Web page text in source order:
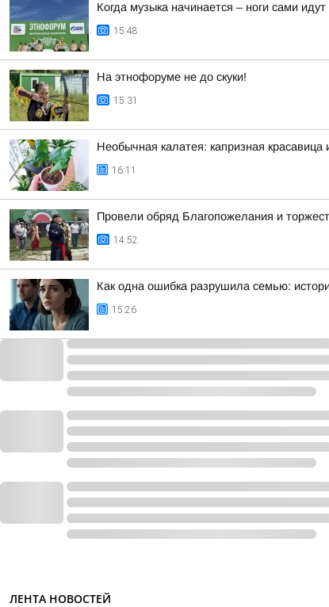
Когда музыка начинается – ноги сами
15:48
На этнофоруме не до скуки!
15:31
Необычная калатея: капризная красавица
16:11
Провели обряд Благопожелания и
14:52
Как одна ошибка разрушила семью:
15:26
ЛЕНТА НОВОСТЕЙ